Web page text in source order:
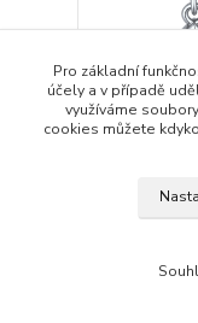
MINET
JMAS0341SE00
Pro základní
účely a v případě
využíváme
cookies můžete